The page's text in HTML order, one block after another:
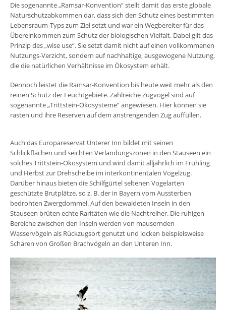
Die sogenannte „Ramsar-Konvention“ stellt damit das erste globale
Naturschutzabkommen dar, dass sich den Schutz eines bestimmten
Lebensraum-Typs zum Ziel setzt und war ein Wegbereiter für das
Übereinkommen zum Schutz der biologischen Vielfalt. Dabei gilt das
Prinzip des „wise use“. Sie setzt damit nicht auf einen vollkommenen
Nutzungs-Verzicht, sondern auf nachhaltige, ausgewogene Nutzung,
die die natürlichen Verhältnisse im Ökosystem erhält.
Dennoch leistet die Ramsar-Konvention bis heute weit mehr als den
reinen Schutz der Feuchtgebiete. Zahlreiche Zugvögel sind auf
sogenannte „Trittstein-Ökosysteme“ angewiesen. Hier können sie
rasten und ihre Reserven auf dem anstrengenden Zug auffüllen.
Auch das Europareservat Unterer Inn bildet mit seinen
Schlickflächen und seichten Verlandungszonen in den Stauseen ein
solches Trittstein-Ökosystem und wird damit alljährlich im Frühling
und Herbst zur Drehscheibe im interkontinentalen Vogelzug.
Darüber hinaus bieten die Schilfgürtel seltenen Vogelarten
geschützte Brutplätze, so z. B. der in Bayern vom Aussterben
bedrohten Zwergdommel. Auf den bewaldeten Inseln in den
Stauseen brüten echte Raritäten wie die Nachtreiher. Die ruhigen
Bereiche zwischen den Inseln werden von mausernden
Wasservögeln als Rückzugsort genutzt und locken beispielsweise
Scharen von Großen Brachvögeln an den Unteren Inn.